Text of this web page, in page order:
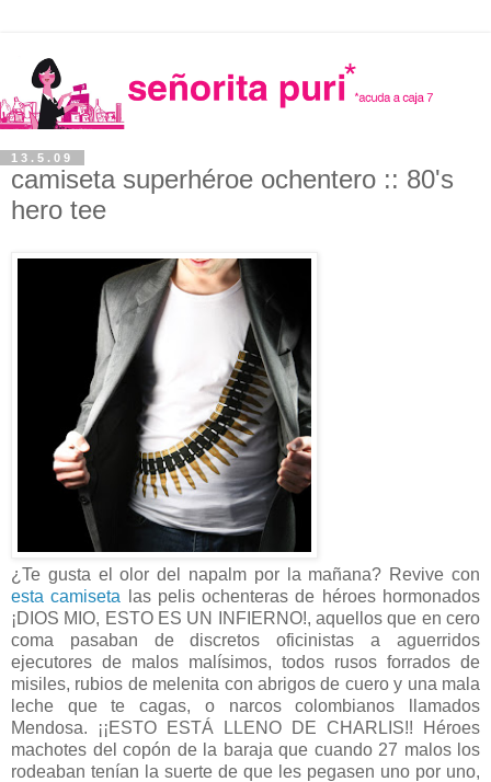
13.5.09
camiseta superhéroe ochentero :: 80's
hero tee
¿Te gusta el olor del napalm por la mañana? Revive con
esta camiseta
las pelis ochenteras de héroes hormonados
¡DIOS MIO, ESTO ES UN INFIERNO!, aquellos que en cero
coma pasaban de discretos oficinistas a aguerridos
ejecutores de malos malísimos, todos rusos forrados de
misiles, rubios de melenita con abrigos de cuero y una mala
leche que te cagas, o narcos colombianos llamados
Mendosa. ¡¡ESTO ESTÁ LLENO DE CHARLIS!! Héroes
machotes del copón de la baraja que cuando 27 malos los
rodeaban tenían la suerte de que les pegasen uno por uno,